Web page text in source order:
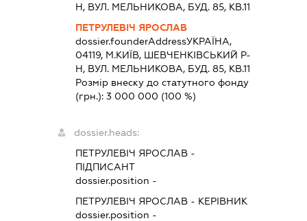
Н, ВУЛ. МЕЛЬНИКОВА, БУД. 85, КВ.11
ПЕТРУЛЕВІЧ ЯРОСЛАВ
dossier.founderAddressУКРАЇНА,
04119, М.КИЇВ, ШЕВЧЕНКІВСЬКИЙ Р-
Н, ВУЛ. МЕЛЬНИКОВА, БУД. 85, КВ.11
Розмір внеску до статутного фонду
(грн.): 3 000 000 (100 %)
dossier.heads:
ПЕТРУЛЕВІЧ ЯРОСЛАВ-
ПІДПИСАНТ
dossier.position -
ПЕТРУЛЕВІЧ ЯРОСЛАВ- КЕРІВНИК
dossier.position -